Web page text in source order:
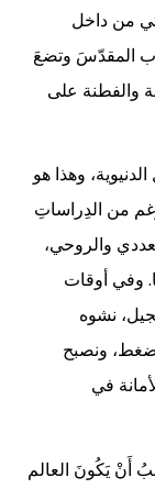
من داخل
المقدّسَ وتضعَ
والفطنة على
وهذا هو
من الدِراساتِ
والروحي،
وفي أوقات
نشوه
ونصبح
في
أَنْ يَكُونَ العالم